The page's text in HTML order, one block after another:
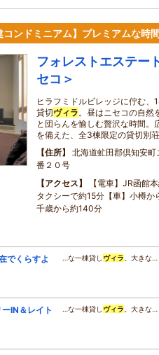
コンドミニアム】プレミアムな時
フォレストエステー
セコ＞
ヒラフミドルビレッジに佇む
貸切ヴィラ。昼はニセコの自然
と団らんを愉しむ贅沢な時間。
を備えた、全3棟限定の貸切別
住所
北海道虻田郡倶知安町
番２０号
アクセス
【電車】JR函館
タクシーで約15分【車】小樽
千歳から約140分
でくらすよ
…な一棟貸し ヴィラ 。大きな…
IN＆レイト
…な一棟貸し ヴィラ 。大きな…